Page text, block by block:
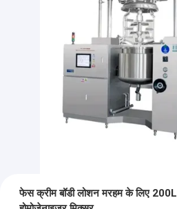
फेस क्रीम बॉडी लोशन मरहम के लिए